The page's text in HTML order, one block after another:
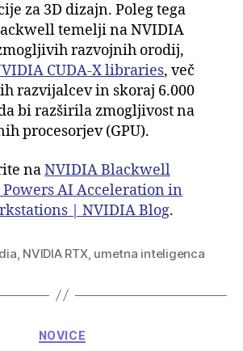
za 3D dizajn. Poleg tega
temelji na NVIDIA
razvojnih orodij,
CUDA-X libraries, več
razvijalcev in skoraj 6.000
bi razširila zmogljivost na
procesorjev (GPU).
naNVIDIA Blackwell
AI Acceleration in
| NVIDIA Blog.
NVIDIA RTX, umetna inteligenca
Categories
NOVICE